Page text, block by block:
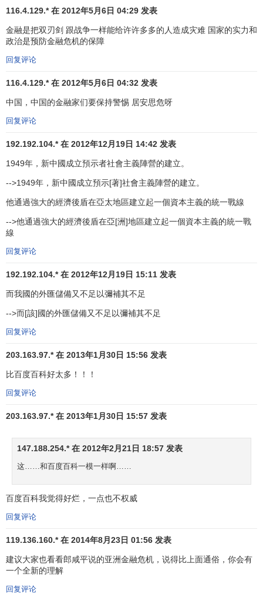
债务链，消除企业和银行坏账产生的基础，以避免债务和金
融危机的发生，并减少 通货膨胀 和 泡沫经济
的危害，促进经
济的稳定增长。在这个创新过程中，还会产生国家税收和
业的稳定性。并且，还将对国际结算方式
货币的使用进行改革。这个过程不是一个简单的经济问题的
供应和流通体制的创新，是金融体制的重大变革，并且，这
种变革带来 经济运行机制 的诸多方面的调整。
亚洲金融危机的爆发，尽管在各国有其具体的内在因
素：经济持续过热，经济泡沫膨胀，引进外资的盲目性－－
负债等，危机也有其外在原因：国际炒家的“恶劣”行径，但是
人们还应进一步追根求源，找到危机生成的本质因素－－现
代金融经济和经济全球化趋势。
容，1929年－1933年的世界经济大恐慌，更是以严重的金融
危机为先导。1994年的墨西哥金融危机
危机首先发生于资本主义世界。可见，金融危机有其制度根
源，是资本主义危机。金融危机的可能性存在于市场经济固
有的自发性的货币信用机制，一旦
本借贷中的矛盾激化，金融危机就表现出来。以金融活动高
融危机的可能性。经济全球化和一体化是当代世界经济的又
一重大特征。经济全球化是市场经济超国界发展的最高形
式。第二次世界大战后各国之间商品关系的进一步发展，各
国际间的频繁流动，经济的全球化趋势表现得更加鲜明。金
融活动的全球化 是当代资源在世界新配置和经济落后国家与
地区跃进式发展的重要原因，但
发展，其固有矛盾深化，金融危机必然会在那些制度不健全
的、最薄弱的环节爆发。综上所述，现代市场经济不仅存在
着导源于商品生产过剩、
引发的金融危机。在资本主义世界，这种
机又受到基本制度的催化和使之激化。金融危机不只是资本
主义国家难以避免，也有可能出现于社会主义市场经济体制
中。金融体制的不健全、金融活动的失控是金融危机的内生
116.4.129.* 在 2012年5月6日 04:29 发表
金融是把双刃剑 跟战争一样能给许许多多的人造成灾难 国家的实力和
政治是预防金融危机的保障
回复评论
116.4.129.* 在 2012年5月6日 04:32 发表
中国，中国的金融家们要保持警惕 居安思危呀
回复评论
192.192.104.* 在 2012年12月19日 14:42 发表
1949年，新中國成立預示者社會主義陣營的建立。
-->1949年，新中國成立預示[著]社會主義陣營的建立。
他通過強大的經濟後盾在亞太地區建立起一個資本主義的統一戰線
-->他通過強大的經濟後盾在亞[洲]地區建立起一個資本主義的統一戰
線
回复评论
192.192.104.* 在 2012年12月19日 15:11 发表
而我國的外匯儲備又不足以彌補其不足
-->而[該]國的外匯儲備又不足以彌補其不足
回复评论
203.163.97.* 在 2013年1月30日 15:56 发表
比百度百科好太多！！！
回复评论
203.163.97.* 在 2013年1月30日 15:57 发表
147.188.254.* 在 2012年2月21日 18:57 发表
这……和百度百科一模一样啊……
百度百科我觉得好烂，一点也不权威
回复评论
119.136.160.* 在 2014年8月23日 01:56 发表
建议大家也看看郎咸平说的亚洲金融危机，说得比上面通俗，你会有
一个全新的理解
回复评论